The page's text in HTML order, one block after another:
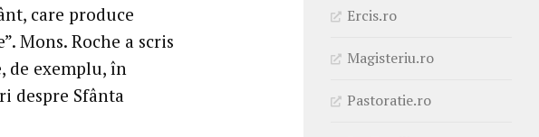
care produce
Mons. Roche a scris
de exemplu, în
despre Sfânta
Ercis.ro
Magisteriu.ro
Pastoratie.ro